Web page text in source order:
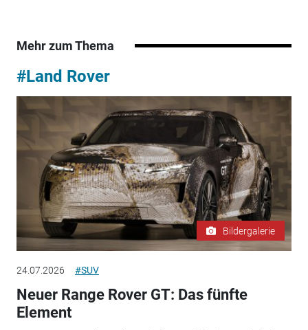
Mehr zum Thema
#Land Rover
Bildergalerie
24.07.2026 #SUV
Neuer Range Rover GT: Das fünfte
Element